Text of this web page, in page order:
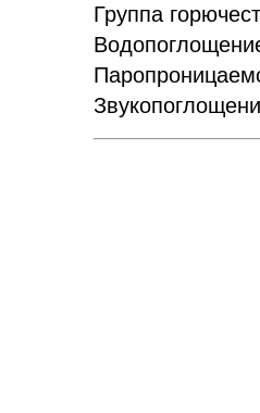
Группа